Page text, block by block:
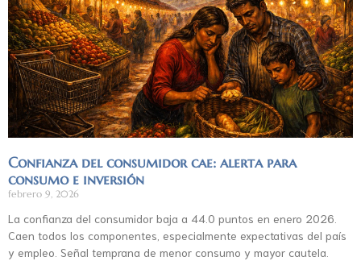
Confianza del consumidor cae: alerta para
consumo e inversión
febrero 9, 2026
La confianza del consumidor baja a 44.0 puntos en enero 2026.
Caen todos los componentes, especialmente expectativas del país
y empleo. Señal temprana de menor consumo y mayor cautela.